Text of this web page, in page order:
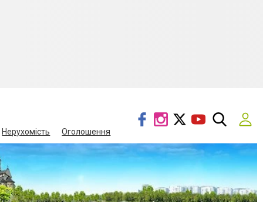
Нерухомість Оголошення